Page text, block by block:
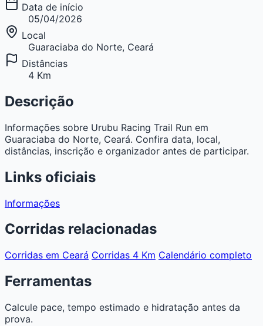
Data de início
05/04/2026
Local
Guaraciaba do Norte, Ceará
Distâncias
4 Km
Descrição
Informações sobre Urubu Racing Trail Run em
Guaraciaba do Norte, Ceará. Confira data, local,
distâncias, inscrição e organizador antes de participar.
Links oficiais
Informações
Corridas relacionadas
Corridas em Ceará Corridas 4 Km Calendário completo
Ferramentas
Calcule pace, tempo estimado e hidratação antes da
prova.